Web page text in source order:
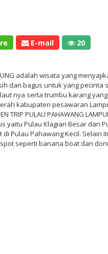
E-mail 20
adalah wisata yang
dan bagus untuk yang pecinta
nya serta trumbu karang
kabupaten pesawaran
TRIP PULAU PAHAWANG
yaitu Pulau Klagian Besar dan
Pulau Pahawang Kecil. Selain
seperti banana boat dan